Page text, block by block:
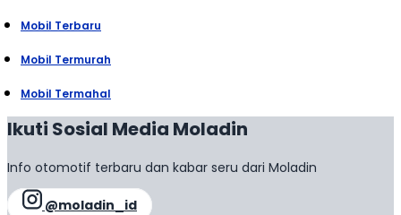
Mobil Terbaru
Mobil Termurah
Mobil Termahal
Ikuti Sosial Media Moladin
Info otomotif terbaru dan kabar seru dari Moladin
@moladin_id